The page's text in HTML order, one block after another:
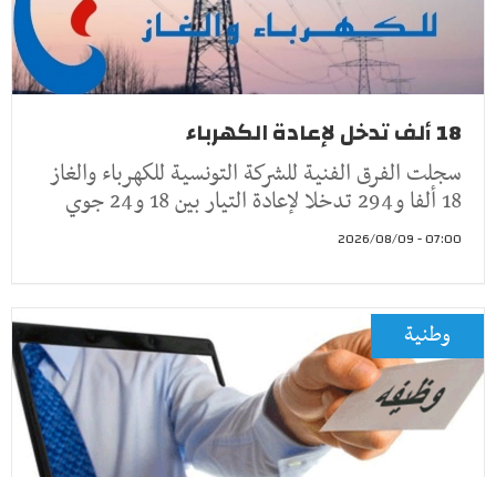
18 ألف تدخل لإعادة الكهرباء
سجلت الفرق الفنية للشركة التونسية للكهرباء والغاز
18 ألفا و294 تدخلا لإعادة التيار بين 18 و24 جوي
07:00 - 2026/08/09
وطنية